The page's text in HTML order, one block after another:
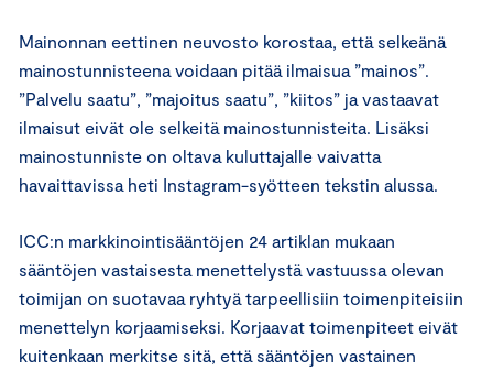
Mainonnan eettinen neuvosto korostaa, että selkeänä
mainostunnisteena voidaan pitää ilmaisua ”mainos”.
”Palvelu saatu”, ”majoitus saatu”, ”kiitos” ja vastaavat
ilmaisut eivät ole selkeitä mainostunnisteita. Lisäksi
mainostunniste on oltava kuluttajalle vaivatta
havaittavissa heti Instagram-syötteen tekstin alussa.
ICC:n markkinointisääntöjen 24 artiklan mukaan
sääntöjen vastaisesta menettelystä vastuussa olevan
toimijan on suotavaa ryhtyä tarpeellisiin toimenpiteisiin
menettelyn korjaamiseksi. Korjaavat toimenpiteet eivät
kuitenkaan merkitse sitä, että sääntöjen vastainen